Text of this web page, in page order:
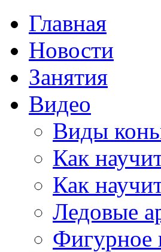
Главная
Новости
Занятия
Видео
Виды
Как
Как
Ледовые
Фигурное